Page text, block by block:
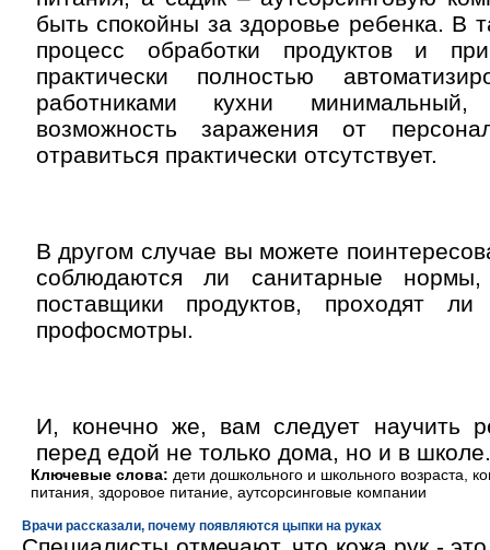
быть спокойны за здоровье ребенка. В
процесс обработки продуктов и
практически полностью
работниками кухни
возможность заражения от
отравиться практически отсутствует.
В другом случае вы можете
соблюдаются ли санитарные
поставщики продуктов, проходят ли
профосмотры.
И, конечно же, вам следует научить
перед едой не только дома, но и в школе.
Ключевые слова: дети дошкольного и школьного возраста,
питания, здоровое питание, аутсорсинговые компании
Врачи рассказали, почему появляются цыпки на руках